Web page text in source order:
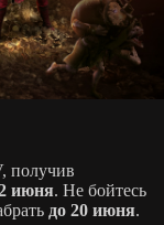
получив
июня. Не бойтесь
до 20 июня.